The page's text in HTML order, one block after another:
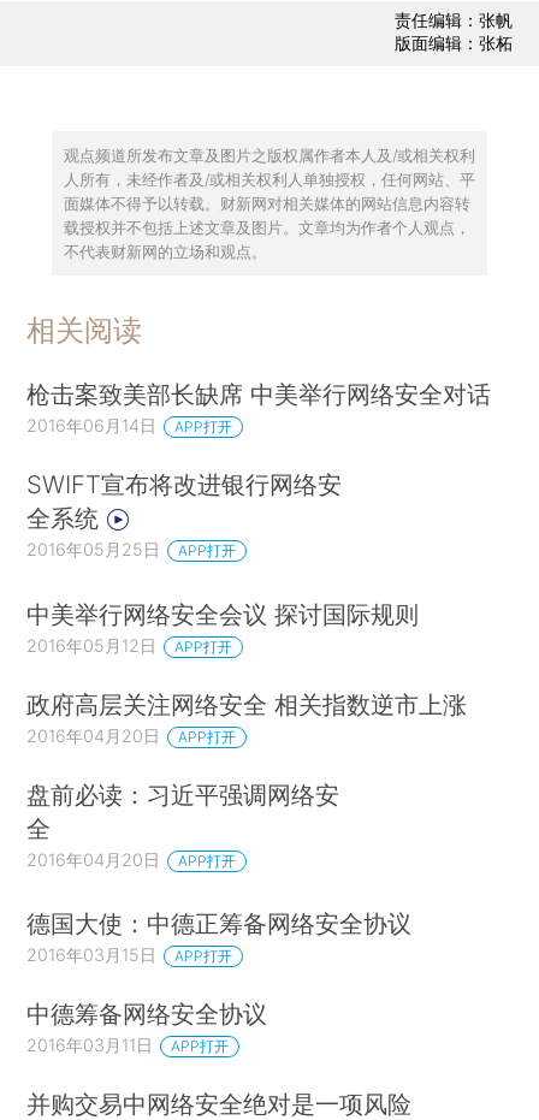
责任编辑：张帆
版面编辑：张柘
观点频道所发布文章及图片之版权属作者本人及/或相关权利
人所有，未经作者及/或相关权利人单独授权，任何网站、平
面媒体不得予以转载。财新网对相关媒体的网站信息内容转
载授权并不包括上述文章及图片。文章均为作者个人观点，
不代表财新网的立场和观点。
相关阅读
枪击案致美部长缺席 中美举行网络安全对话
2016年06月14日 APP打开
SWIFT宣布将改进银行网络安
全系统
2016年05月25日 APP打开
中美举行网络安全会议 探讨国际规则
2016年05月12日 APP打开
政府高层关注网络安全 相关指数逆市上涨
2016年04月20日 APP打开
盘前必读：习近平强调网络安
全
2016年04月20日 APP打开
德国大使：中德正筹备网络安全协议
2016年03月15日 APP打开
中德筹备网络安全协议
2016年03月11日 APP打开
并购交易中网络安全绝对是一项风险